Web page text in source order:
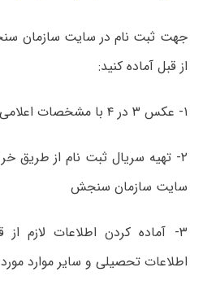
جهت ثبت نام در سایت سازمان
از قبل آماده کنید:
۱- عکس ۳ در ۴ با مشخصات اعلامی از سوی سنجش
۲- تهیه سریال ثبت نام از طریق
سایت سازمان سنجش
۳- آماده کردن اطلاعات لازم از
اطلاعات تحصیلی و سایر موارد مورد